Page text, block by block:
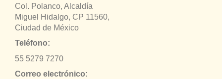
Col. Polanco, Alcaldía
Miguel Hidalgo, CP 11560,
Ciudad de México
Teléfono:
55 5279 7270
Correo electrónico: